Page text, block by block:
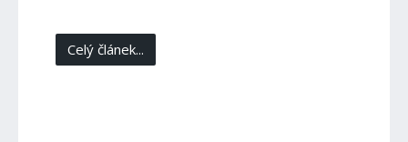
Celý článek...